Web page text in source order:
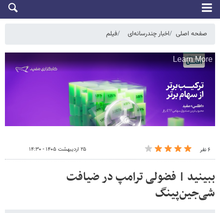
صفحه اصلی اخبار چندرسانه‌ای فیلم
۶ نفر ۲۵ اردیبهشت ۱۴۰۵ - ۱۴:۳۰
ببینید | فضولی ترامپ در ضیافت
شی‌جین‌پینگ